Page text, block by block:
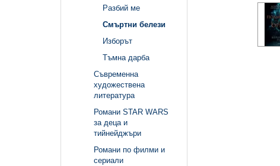
Разбий ме
Смъртни белези
Изборът
Тъмна дарба
Съвременна
художествена
литература
Романи STAR WARS
за деца и
тийнейджъри
Романи по филми и
сериали